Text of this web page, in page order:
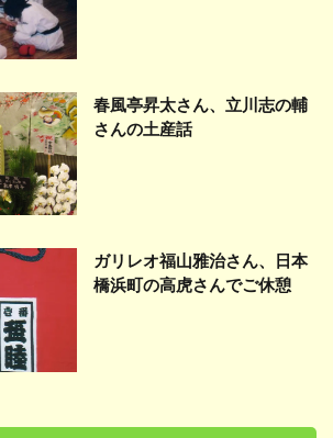
春風亭昇太さん、立川志の輔
さんの土産話
ガリレオ福山雅治さん、日本
橋浜町の高虎さんでご休憩